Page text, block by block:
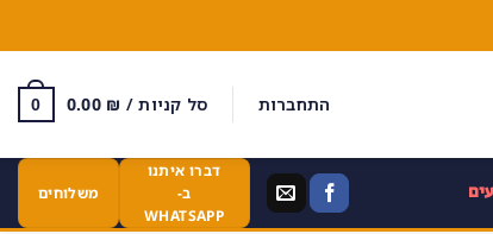
התחברות סל קניות / 0.00 ₪
0
דברו איתנו
ב-
WHATSAPP
משלוחים